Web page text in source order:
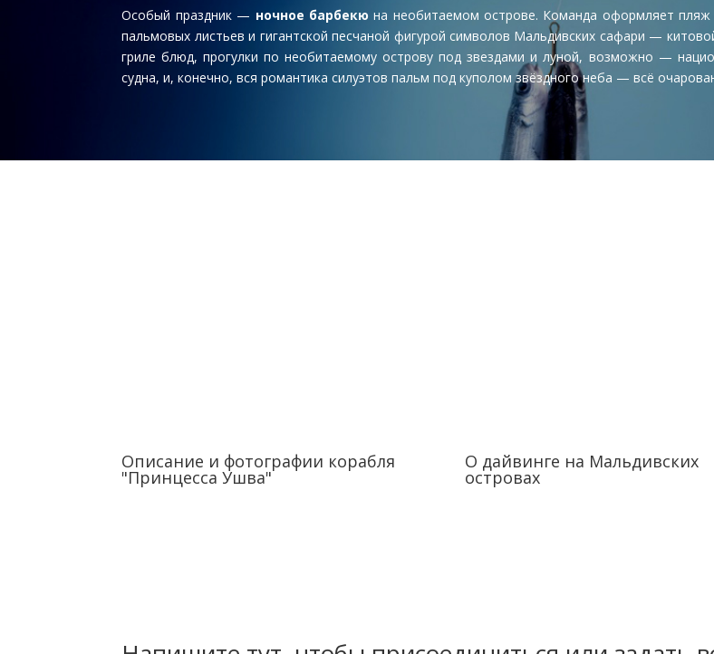
Особый праздник — ночное барбекюна необитаемом острове. Команда оформляет пляж
пальмовых листьев и гигантской песчаной фигурой символов Мальдивских сафари —
гриле блюд, прогулки по необитаемому острову под звездами и луной, возможно —
судна, и, конечно, вся романтика силуэтов пальм под куполом звёздного неба — всё
Описание и фотографии корабля
"Принцесса Ушва"
О дайвинге на Мальдивских
островах